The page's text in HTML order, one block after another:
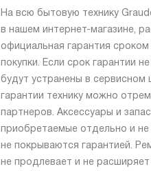
На всю бытовую технику
в нашем интернет-магазине,
официальная гарантия
покупки. Если срок гарантии
будут устранены в сервисном
гарантии технику можно
партнеров. Аксессуары и
приобретаемые отдельно и не
не покрываются гарантией.
не продлевает и не расширяет